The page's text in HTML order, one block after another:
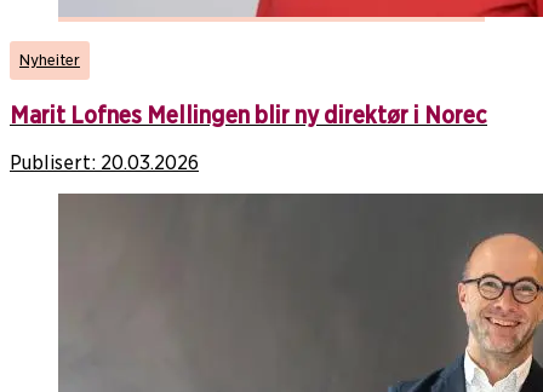
Nyheiter
Marit Lofnes Mellingen blir ny direktør i Norec
Publisert: 20.03.2026